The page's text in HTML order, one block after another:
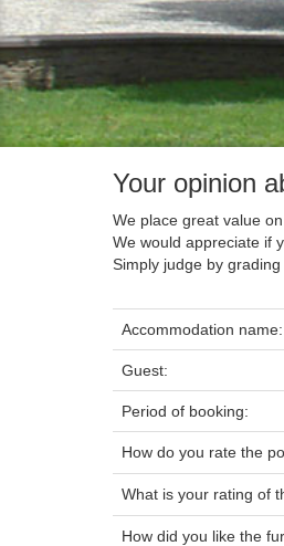
Your opinion
We place great value
We would appreciate if
Simply judge by
Accommodation name:
Guest:
Period of booking:
How do you rate the
What is your rating of
How did you like the